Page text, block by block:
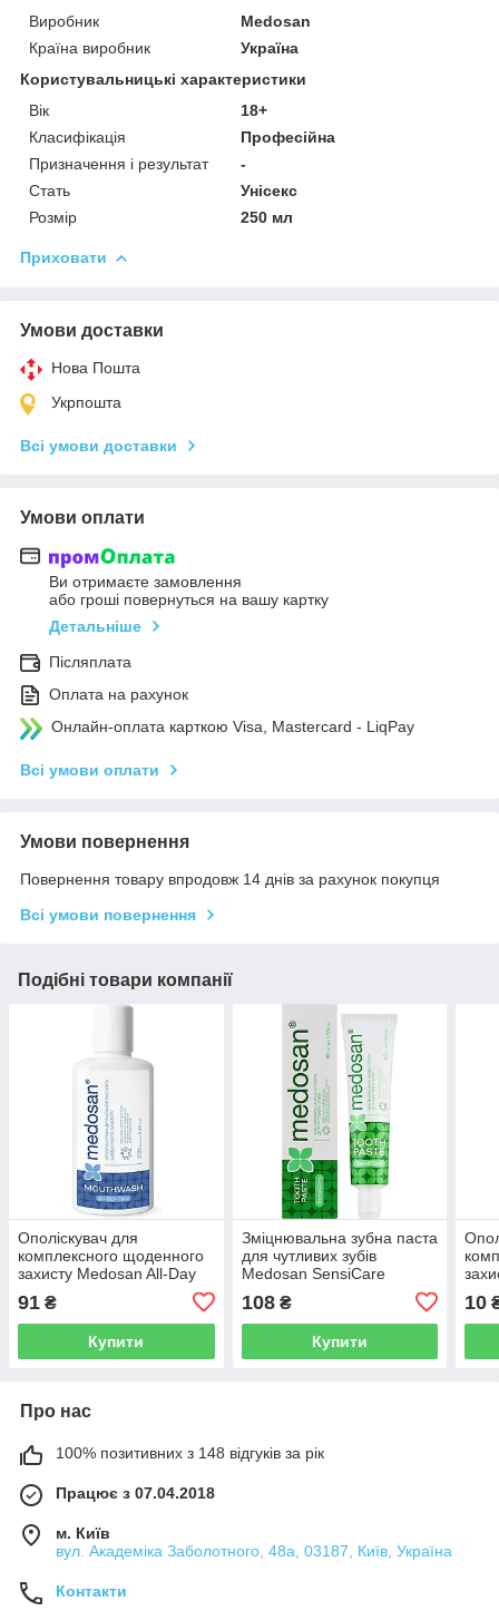
Виробник
Medosan
Країна виробник
Україна
Користувальницькі характеристики
Вік
18+
Класифікація
Професійна
Призначення і результат
-
Стать
Унісекс
Розмір
250 мл
Приховати
Умови доставки
Нова Пошта
Укрпошта
Всі умови доставки
Умови оплати
Ви отримаєте замовлення
або гроші повернуться на вашу картку
Детальніше
Післяплата
Оплата на рахунок
Онлайн-оплата карткою Visa, Mastercard - LiqPay
Всі умови оплати
Умови повернення
Повернення товару впродовж 14 днів за рахунок покупця
Всі умови повернення
Подібні товари компанії
Ополіскувач для
комплексного щоденного
захисту Medosan All-Day
91 ₴
Купити
Зміцнювальна зубна паста
для чутливих зубів
Medosan SensiCare
108₴
Купити
10
Про нас
100% позитивних з 148 відгуків за рік
Працює з 07.04.2018
м. Київ
вул. Академіка Заболотного, 48а, 03187, Київ, Україна
Контакти